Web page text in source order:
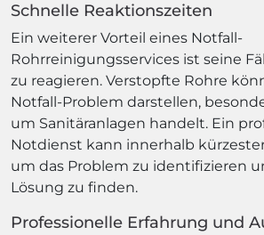
Schnelle Reaktionszeiten
Ein weiterer Vorteil eines Notfall-
Rohrreinigungsservices ist seine
zu reagieren. Verstopfte Rohre
Notfall-Problem darstellen,
um Sanitäranlagen handelt. Ein
Notdienst kann innerhalb
um das Problem zu identifizieren
Lösung zu finden.
Professionelle Erfahrung und